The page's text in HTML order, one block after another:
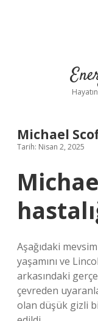
Michael
Tarih: Nisan 2, 2025
Aşağıdaki
yaşamını ve
arkasındaki
çevreden
olan düşük gizli